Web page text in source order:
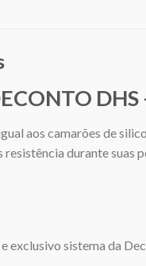
aos camarões de
resistência durante
exclusivo sistema da